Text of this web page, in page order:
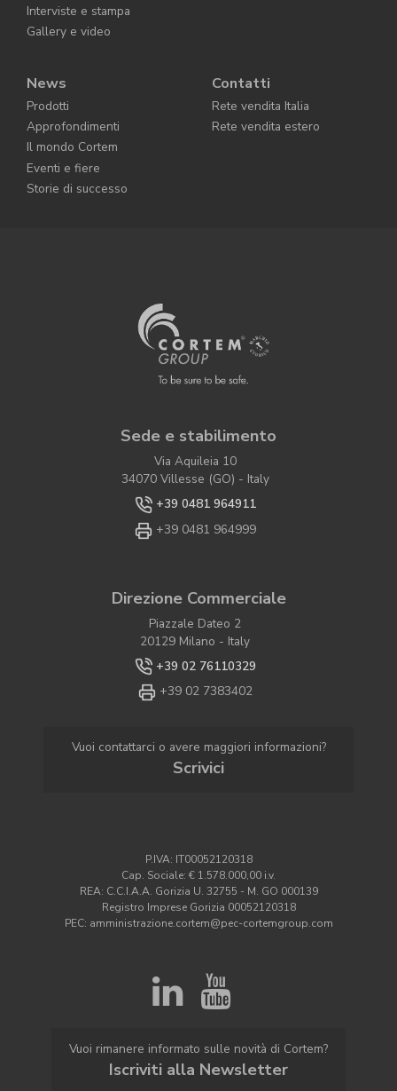
Interviste e stampa
Gallery e video
News
Prodotti
Approfondimenti
Il mondo Cortem
Eventi e fiere
Storie di successo
Contatti
Rete vendita Italia
Rete vendita estero
Sede e stabilimento
Via Aquileia 10
34070 Villesse (GO) - Italy
+39 0481 964911
+39 0481 964999
Direzione Commerciale
Piazzale Dateo 2
20129 Milano - Italy
+39 02 76110329
+39 02 7383402
Vuoi contattarci o avere maggiori informazioni?
Scrivici
P.IVA: IT00052120318
Cap. Sociale: € 1.578.000,00 i.v.
REA: C.C.I.A.A. Gorizia U. 32755 - M. GO 000139
Registro Imprese Gorizia 00052120318
PEC: amministrazione.cortem@pec-cortemgroup.com
Vuoi rimanere informato sulle novità di Cortem?
Iscriviti alla Newsletter